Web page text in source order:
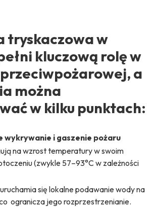
tryskaczowa w
kluczową rolę w
a
można
w kilku punktach:
wykrywanie i gaszenie pożaru
na wzrost temperatury w swoim
(zwykle 57–93°C w zależności
się lokalne podawanie wody na
ogranicza jego rozprzestrzenianie.